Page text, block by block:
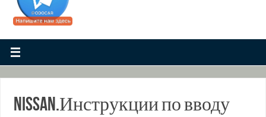
Nissan.Инструкции по вводу